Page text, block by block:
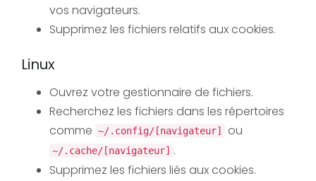
vos navigateurs.
Supprimez les fichiers relatifs aux cookies.
Linux
Ouvrez votre gestionnaire de fichiers.
Recherchez les fichiers dans les répertoires
comme ~/.config/[navigateur] ou
~/.cache/[navigateur] .
Supprimez les fichiers liés aux cookies.